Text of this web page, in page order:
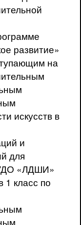
развитие»
на
искусств в
и
для
«ЛДШИ»
1 класс по